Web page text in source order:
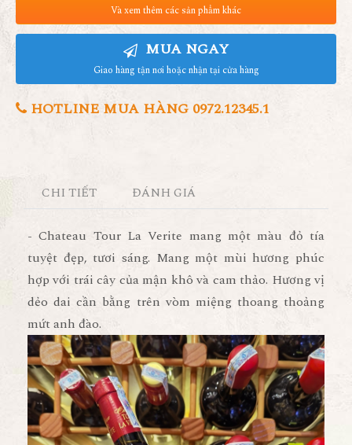
Và xem thêm các sản phẩm khác
MUA NGAY
Giao hàng tận nơi hoặc nhận tại cửa hàng
HOTLINE MUA HÀNG 0972.12345.1
CHI TIẾT ĐÁNH GIÁ
- Chateau Tour La Verite mang một màu đỏ tía
tuyệt đẹp, tươi sáng. Mang một mùi hương phúc
hợp với trái cây của mận khô và cam thảo. Hương vị
dẻo dai cần bằng trên vòm miệng thoang thoảng
mứt anh đào.